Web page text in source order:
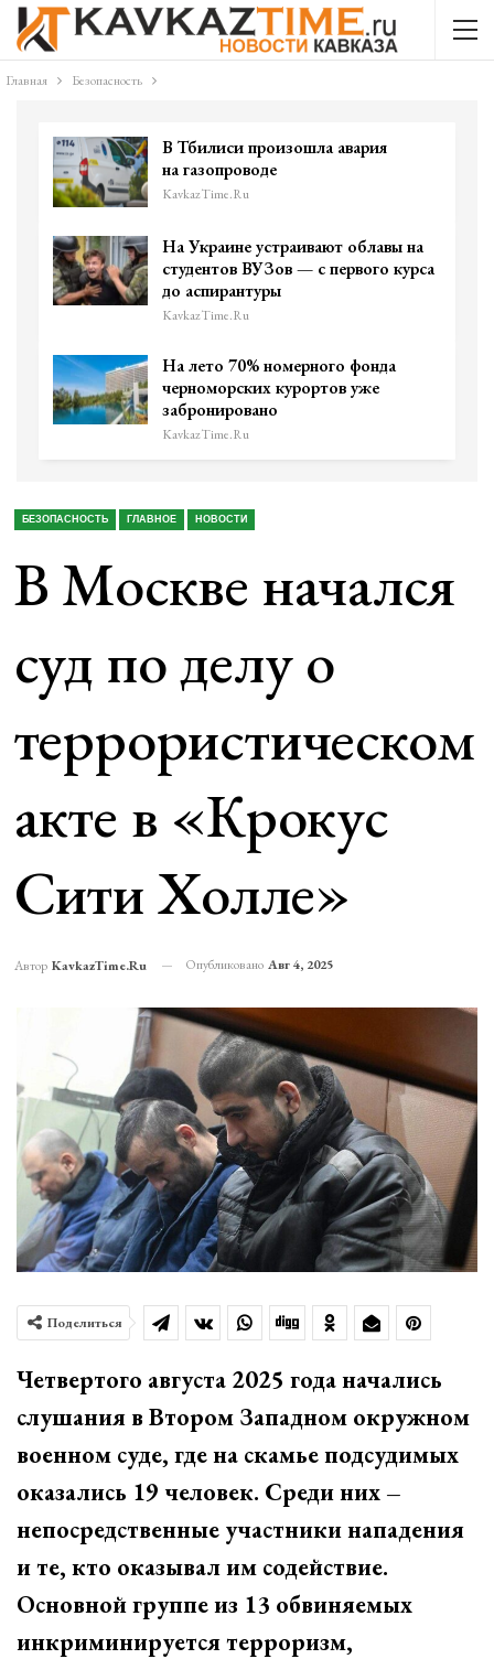
Главная Безопасность
В Тбилиси произошла авария
на газопроводе
KavkazTime.ru
На Украине устраивают облавы на
студентов ВУЗов — с первого курса
до аспирантуры
KavkazTime.ru
На лето 70% номерного фонда
черноморских курортов уже
забронировано
KavkazTime.ru
БЕЗОПАСНОСТЬ ГЛАВНОЕ НОВОСТИ
В Москве начался
суд по делу о
террористическом
акте в «Крокус
Сити Холле»
Автор KavkazTime.ru Опубликовано Авг 4, 2025
Поделиться
Четвертого августа 2025 года начались
слушания в Втором Западном окружном
военном суде, где на скамье подсудимых
оказались 19 человек. Среди них –
непосредственные участники нападения
и те, кто оказывал им содействие.
Основной группе из 13 обвиняемых
инкриминируется терроризм,